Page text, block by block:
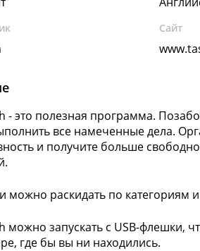
Сайт
- это полезная программа.
все намеченные дела.
и получите больше
можно раскидать по категориям
можно запускать с USB-флешки,
где бы вы ни находились.